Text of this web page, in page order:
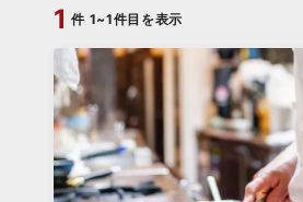
1 件 1~1件目を表示